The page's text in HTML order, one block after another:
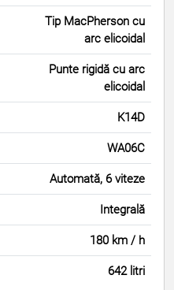
Tip MacPherson cu
arc elicoidal
Punte rigidă cu arc
elicoidal
K14D
WA06C
Automată, 6 viteze
Integrală
180 km / h
642 litri